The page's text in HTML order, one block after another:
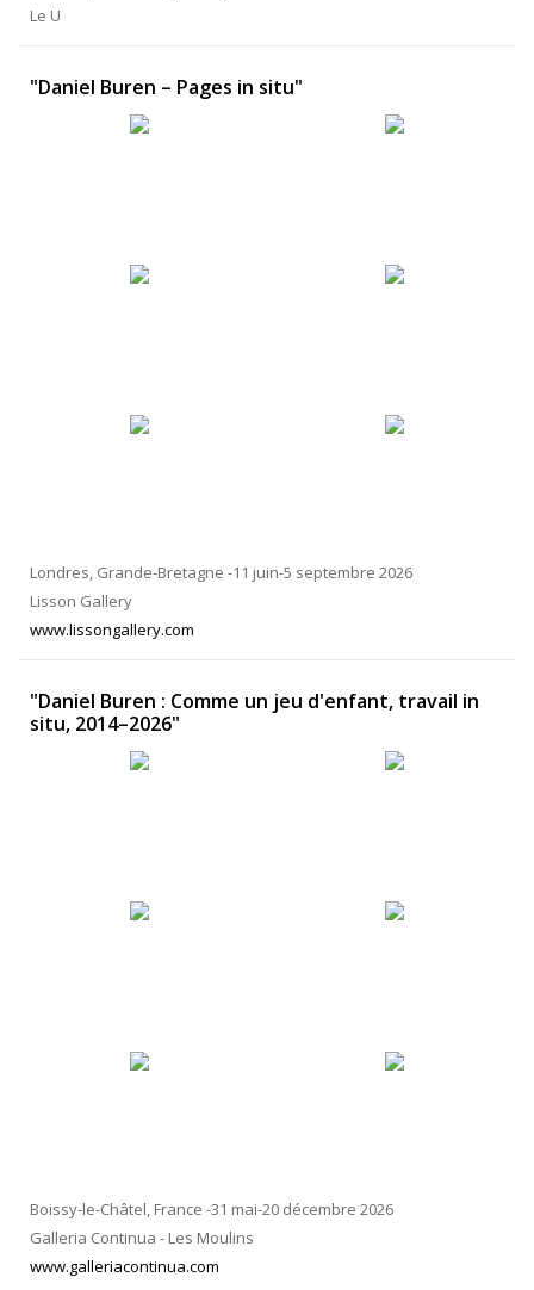
Le U
"Daniel Buren – Pages in situ"
Londres, Grande-Bretagne -11 juin-5 septembre 2026
Lisson Gallery
www.lissongallery.com
"Daniel Buren : Comme un jeu d'enfant, travail in
situ, 2014–2026"
Boissy-le-Châtel, France -31 mai-20 décembre 2026
Galleria Continua - Les Moulins
www.galleriacontinua.com